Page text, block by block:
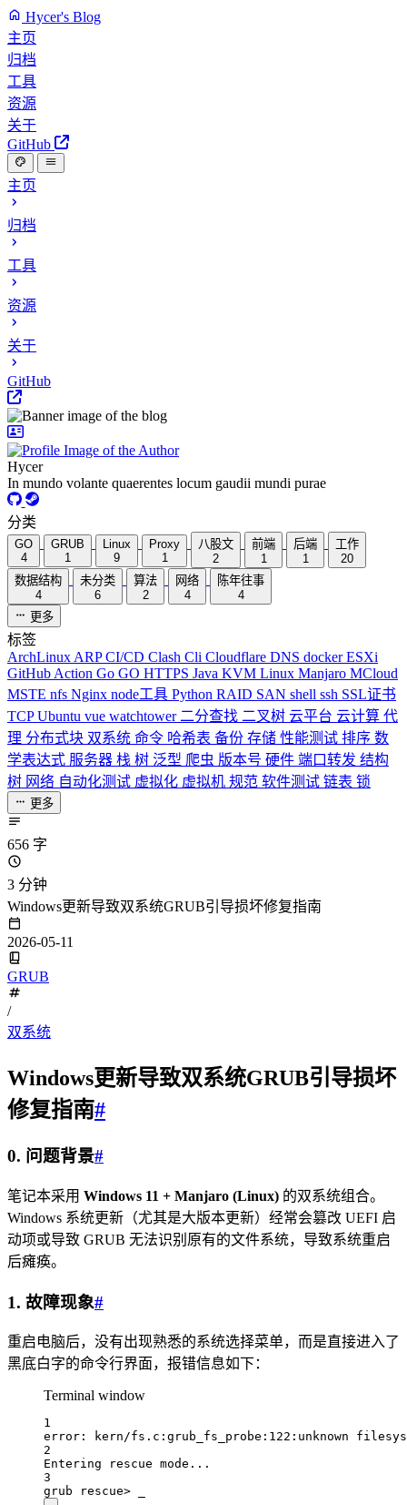
Hycer's Blog
主页
归档
工具
资源
关于
GitHub
主页
归档
工具
资源
关于
GitHub
Hycer
In mundo volante quaerentes locum gaudii mundi purae
分类
GO
4
GRUB
1
Linux
9
Proxy
1
八股文
2
前端
1
后端
1
工作
20
数据结构
4
未分类
6
算法
2
网络
4
陈年往事
4
更多
标签
ArchLinux ARPCI/CD Clash Cli Cloudflare DNS dockerESXi
GitHub Action Go GO HTTPS Java KVM Linux Manjaro MCloud
MSTE nfs Nginx node工具 Python RAID SAN shell ssh SSL证书
TCPUbuntu vue watchtower 二分查找 二叉树 云平台 云计算 代
理 分布式块 双系统 命令 哈希表 备份 存储 性能测试 排序 数
学表达式 服务器 栈 树 泛型 爬虫 版本号 硬件 端口转发 结构
树 网络 自动化测试 虚拟化 虚拟机 规范 软件测试 链表 锁
更多
656 字
3 分钟
Windows更新导致双系统GRUB引导损坏修复指南
2026-05-11
GRUB
/
双系统
Windows更新导致双系统GRUB引导损坏
修复指南#
0. 问题背景#
笔记本采用 Windows 11 + Manjaro (Linux) 的双系统组合。
Windows 系统更新（尤其是大版本更新）经常会篡改 UEFI 启
动项或导致 GRUB 无法识别原有的文件系统，导致系统重启
后瘫痪。
1. 故障现象#
重启电脑后，没有出现熟悉的系统选择菜单，而是直接进入了
黑底白字的命令行界面，报错信息如下：
Terminal window
1
error:
kern/fs.c:grub_fs_probe:122:unknown
2
Entering
rescue mode...
3
grub
rescue>